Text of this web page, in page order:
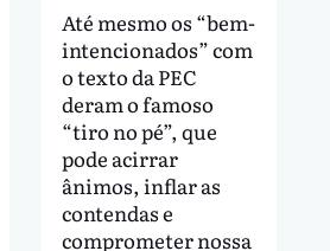
Até mesmo os “bem-
intencionados” com
o texto da PEC
deram o famoso
“tiro no pé”, que
pode acirrar
ânimos, inflar as
contendas e
comprometer nossa